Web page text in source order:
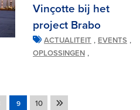
Vinçotte bij het
project Brabo
ACTUALITEIT , EVENTS ,
OPLOSSINGEN ,
9 10